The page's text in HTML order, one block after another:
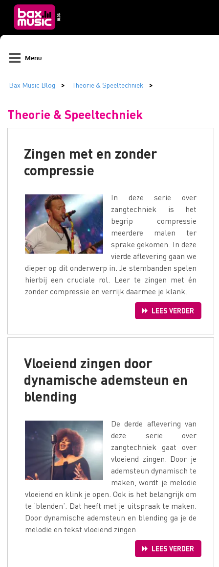
Menu
Theorie & Speeltechniek
Zingen met en zonder
compressie
In deze serie over
zangtechniek is het
begrip compressie
meerdere malen ter
sprake gekomen. In deze
vierde aflevering gaan we
dieper op dit onderwerp in. Je stembanden spelen
hierbij een cruciale rol. Leer te zingen met én
zonder compressie en verrijk daarmee je klank.
LEES VERDER
Vloeiend zingen door
dynamische ademsteun en
blending
De derde aflevering van
deze serie over
zangtechniek gaat over
vloeiend zingen. Door je
ademsteun dynamisch te
maken, wordt je melodie
vloeiend en klink je open. Ook is het belangrijk om
te ‘blenden’. Dat heeft met je uitspraak te maken.
Door dynamische ademsteun en blending ga je de
melodie en tekst vloeiend zingen.
LEES VERDER